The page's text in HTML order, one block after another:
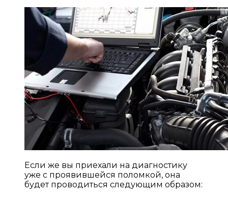
Если же вы приехали на диагностику
уже с проявившейся поломкой, она
будет проводиться следующим образом: